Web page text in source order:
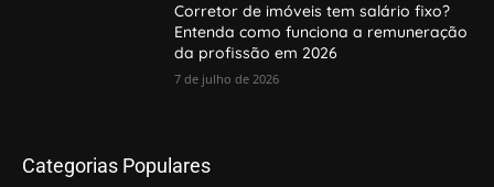
Corretor de imóveis tem salário fixo?
Entenda como funciona a remuneração
da profissão em 2026
7 de julho de 2026
Categorias Populares